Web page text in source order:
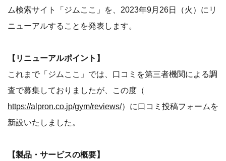
ム検索サイト「ジムここ」を、2023年9月26日（火）にリ
ニューアルすることを発表します。
【リニューアルポイント】
これまで「ジムここ」では、口コミを第三者機関による調
査で募集しておりましたが、この度（
https://alpron.co.jp/gym/reviews/）に口コミ投稿フォームを
新設いたしました。
【製品・サービスの概要】